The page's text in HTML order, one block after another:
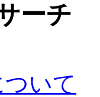
ーチ
いて